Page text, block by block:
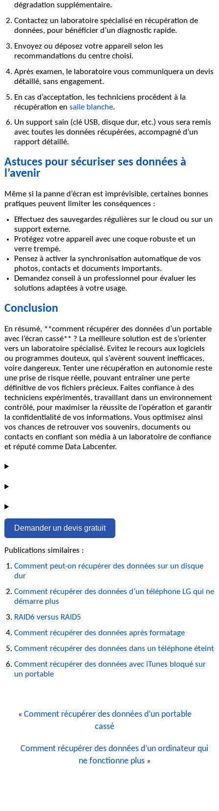
dégradation supplémentaire.
Contactez un laboratoire spécialisé en récupération de
données, pour bénéficier d’un diagnostic rapide.
Envoyez ou déposez votre appareil selon les
recommandations du centre choisi.
Après examen, le laboratoire vous communiquera un devis
détaillé, sans engagement.
En cas d’acceptation, les techniciens procèdent à la
récupération ensalle blanche.
Un support sain (clé USB, disque dur, etc.) vous sera remis
avec toutes les données récupérées, accompagné d’un
rapport détaillé.
Astuces pour sécuriser ses données à
l’avenir
Même si la panne d’écran est imprévisible, certaines bonnes
pratiques peuvent limiter les conséquences :
Effectuez des sauvegardes régulières sur le cloud ou sur un
support externe.
Protégez votre appareil avec une coque robuste et un
verre trempé.
Pensez à activer la synchronisation automatique de vos
photos, contacts et documents importants.
Demandez conseil à un professionnel pour évaluer les
solutions adaptées à votre usage.
Conclusion
En résumé, **comment récupérer des données d’un portable
avec l’écran cassé** ? La meilleure solution est de s’orienter
vers un laboratoire spécialisé. Evitez le recours aux logiciels
ou programmes douteux, qui s’avèrent souvent inefficaces,
voire dangereux. Tenter une récupération en autonomie reste
une prise de risque réelle, pouvant entraîner une perte
définitive de vos fichiers précieux. Faites confiance à des
techniciens expérimentés, travaillant dans un environnement
contrôlé, pour maximiser la réussite de l’opération et garantir
la confidentialité de vos informations. Vous optimisez ainsi
vos chances de retrouver vos souvenirs, documents ou
contacts en confiant son média à un laboratoire de confiance
et réputé comme Data Labcenter.
Demander un devis gratuit
Publications similaires :
Comment peut-on récupérer des données sur un disque
dur
Comment récupérer des données d’un téléphone LG qui ne
démarre plus
RAID6 versus RAID5
Comment récupérer des données après formatage
Comment récupérer des données dans un téléphone éteint
Comment récupérer des données avec iTunes bloqué sur
un portable
« Comment récupérer des données d’un portable
cassé
Comment récupérer des données d’un ordinateur qui
ne fonctionne plus»